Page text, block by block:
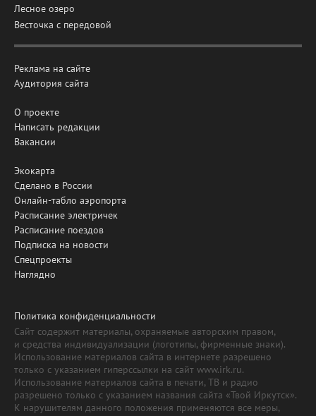
Лесное озеро
Весточка с передовой
Реклама на сайте
Аудитория сайта
О проекте
Написать редакции
Вакансии
Экокарта
Сделано в России
Онлайн-табло аэропорта
Расписание электричек
Расписание поездов
Подписка на новости
Спецпроекты
Наглядно
Политика конфиденциальности
Сайт содержит материалы, охраняемые авторским правом,
и средства индивидуализации (логотипы, фирменные знаки).
Использование материалов сайта в интернете разрешено
только с указанием гиперссылки на сайт www.irk.ru.
Использование материалов сайта в печати, ТВ и радио
разрешено только с указанием названия сайта «Твой Иркутск».
К нарушителям данного положения применяются все меры,